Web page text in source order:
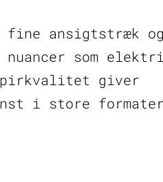
fine ansigtstræk og
som
giver
i store